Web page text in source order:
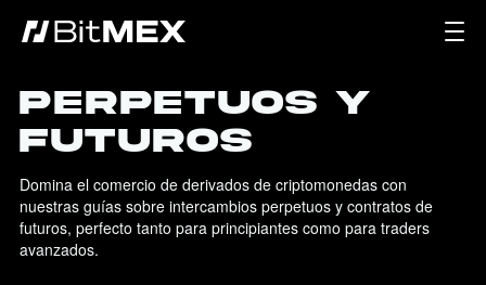
Perpetuos y
Futuros
Domina el comercio de derivados de criptomonedas con
nuestras guías sobre intercambios perpetuos y contratos de
futuros, perfecto tanto para principiantes como para traders
avanzados.